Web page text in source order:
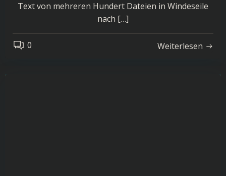
Text von mehreren Hundert Dateien in Windeseile
nach […]
0 Weiterlesen